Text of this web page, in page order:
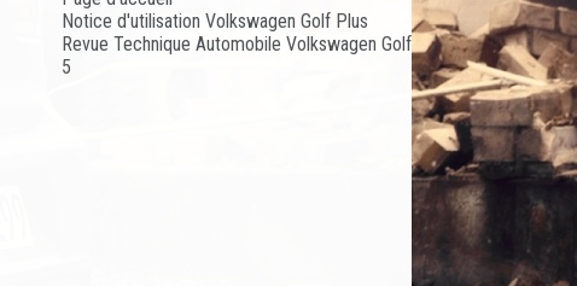
Notice d'utilisation Volkswagen Golf Plus
Revue Technique Automobile Volkswagen Golf
5